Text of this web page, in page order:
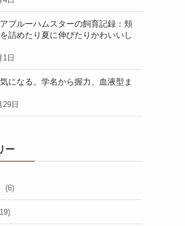
ブルーハムスターの飼育記録：頬
詰めたり夏に伸びたりかわいいし
1日
になる。学名から握力、血液型ま
29日
ー
(6)